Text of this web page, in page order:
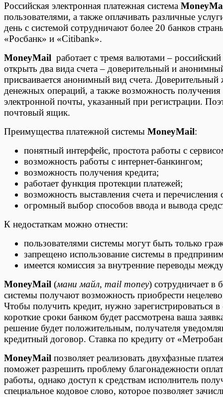
Российская электронная платежная система
пользователями, а также оплачивать различные
день с системой сотрудничают более 20 банков
«Росбанк» и «Citibank».
MoneyMail работает с тремя валютами –
открыть два вида счета – доверительный и
присваивается анонимный вид счета.
денежных операций, а также возможность получения
электронной почты, указанный при регистрации.
почтовый ящик.
Преимущества платежной системы MoneyMail:
понятный интерфейс, простота работы с
возможность работы с интернет-банкингом;
возможность получения кредита;
работает функция протекции платежей;
возможность выставления счета и
огромный выбор способов ввода и вывода
К недостаткам можно отнести:
пользователями системы могут быть только
запрещено использование системы в
имеется комиссия за внутренние переводы
MoneyMail (мани майл, mail money) сотрудничает в
системы получают возможность приобрести
Чтобы получить кредит, нужно зарегистрироваться
короткие сроки банком будет рассмотрена ваша
решение будет положительным, получателя
кредитный договор. Ставка по кредиту от
MoneyMail позволяет реализовать двухфазные
поможет разрешить проблему благонадежности
работы, однако доступ к средствам исполнитель
специальное кодовое слово, которое позволяет